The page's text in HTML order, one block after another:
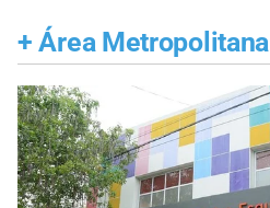
+ Área Metropolitana